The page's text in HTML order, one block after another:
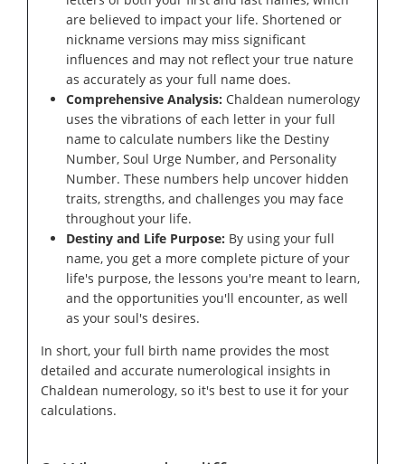
are believed to impact your life. Shortened or
nickname versions may miss significant
influences and may not reflect your true nature
as accurately as your full name does.
Comprehensive Analysis: Chaldean numerology
uses the vibrations of each letter in your full
name to calculate numbers like the Destiny
Number, Soul Urge Number, and Personality
Number. These numbers help uncover hidden
traits, strengths, and challenges you may face
throughout your life.
Destiny and Life Purpose: By using your full
name, you get a more complete picture of your
life's purpose, the lessons you're meant to learn,
and the opportunities you'll encounter, as well
as your soul's desires.
In short, your full birth name provides the most
detailed and accurate numerological insights in
Chaldean numerology, so it's best to use it for your
calculations.